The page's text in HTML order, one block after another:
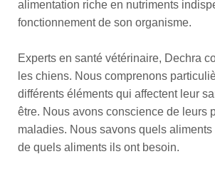
alimentation riche en nutriments
fonctionnement de son organisme.
Experts en santé vétérinaire, Dechra
les chiens. Nous comprenons
différents éléments qui affectent leur
être. Nous avons conscience de leurs
maladies. Nous savons quels
de quels aliments ils ont besoin.